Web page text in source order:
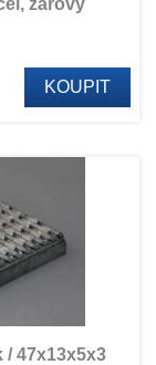
žárový
KOUPIT
/ 47x13x5x3